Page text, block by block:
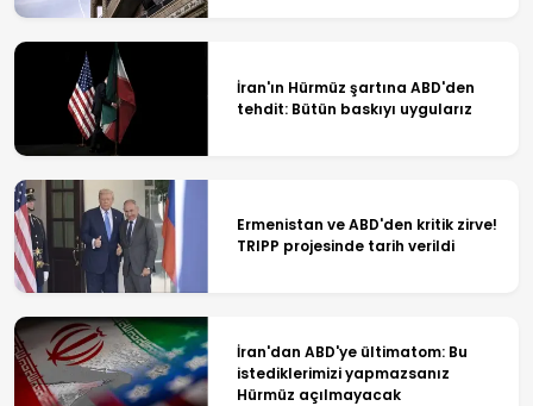
İran'ın Hürmüz şartına ABD'den
tehdit: Bütün baskıyı uygularız
Ermenistan ve ABD'den kritik zirve!
TRIPP projesinde tarih verildi
İran'dan ABD'ye ültimatom: Bu
istediklerimizi yapmazsanız
Hürmüz açılmayacak